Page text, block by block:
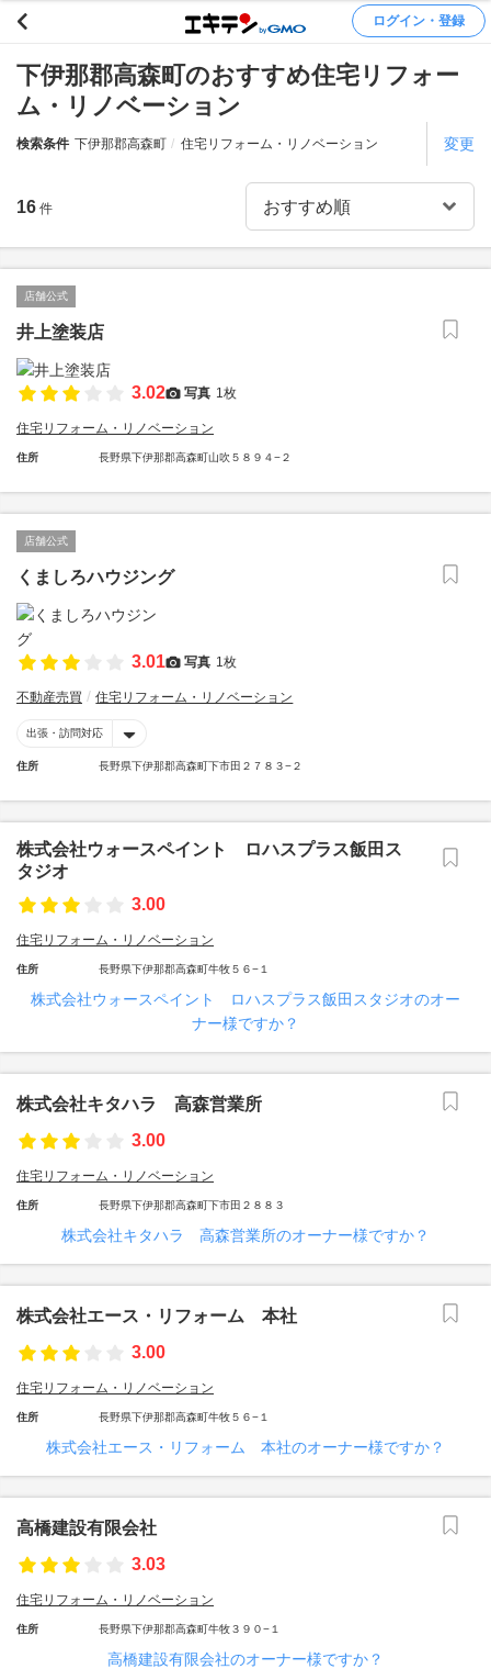
ログイン・登録
下伊那郡高森町のおすすめ住宅リフォー
ム・リノベーション
検索条件 下伊那郡高森町 住宅リフォーム・リノベーション 変更
16 件
店舗公式
井上塗装店
3.02 写真 1枚
住宅リフォーム・リノベーション
住所 長野県下伊那郡高森町山吹５８９４−２
店舗公式
くましろハウジング
3.01 写真 1枚
不動産売買 住宅リフォーム・リノベーション
出張・訪問対応
住所 長野県下伊那郡高森町下市田２７８３−２
株式会社ウォースペイント ロハスプラス飯田ス
タジオ
3.00
住宅リフォーム・リノベーション
住所 長野県下伊那郡高森町牛牧５６−１
株式会社ウォースペイント ロハスプラス飯田スタジオのオー
ナー様ですか？
株式会社キタハラ 高森営業所
3.00
住宅リフォーム・リノベーション
住所 長野県下伊那郡高森町下市田２８８３
株式会社キタハラ 高森営業所のオーナー様ですか？
株式会社エース・リフォーム 本社
3.00
住宅リフォーム・リノベーション
住所 長野県下伊那郡高森町牛牧５６−１
株式会社エース・リフォーム 本社のオーナー様ですか？
高橋建設有限会社
3.03
住宅リフォーム・リノベーション
住所 長野県下伊那郡高森町牛牧３９０−１
高橋建設有限会社のオーナー様ですか？